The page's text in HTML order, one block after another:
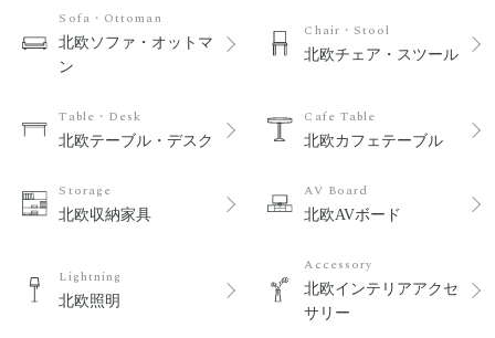
Sofa・Ottoman
北欧ソファ・オットマ
ン
Chair・Stool
北欧チェア・スツール
Table・Desk
北欧テーブル・デスク
Cafe Table
北欧カフェテーブル
Storage
北欧収納家具
AV Board
北欧AVボード
Lightning
北欧照明
Accessory
北欧インテリアアクセ
サリー